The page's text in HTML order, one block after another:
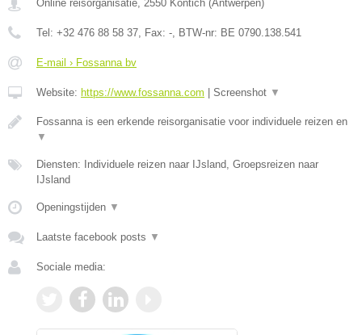
Online reisorganisatie 2550 Kontich (Antwerpen)
Tel: +32 476 88 58 37 , Fax: - , BTW-nr: BE 0790.138.541
E-mail › Fossanna bv
Website: https://www.fossanna.com Screenshot ▼
Fossanna is een erkende reisorganisatie voor individuele reizen en
▼
Diensten: Individuele reizen naar IJsland, Groepsreizen naar
IJsland
Openingstijden ▼
Laatste facebook posts ▼
Sociale media: